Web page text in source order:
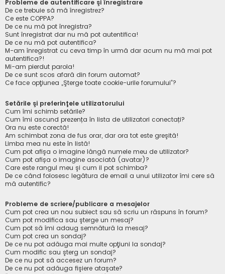
Probleme de autentificare şi înregistrare
De ce trebuie să mă înregistrez?
Ce este COPPA?
De ce nu mă pot înregistra?
Sunt înregistrat dar nu mă pot autentifica!
De ce nu mă pot autentifica?
M-am înregistrat cu ceva timp în urmă dar acum nu mă mai pot
autentifica?!
Mi-am pierdut parola!
De ce sunt scos afară din forum automat?
Ce face opţiunea „Şterge toate cookie-urile forumului”?
Setările şi preferinţele utilizatorului
Cum îmi schimb setările?
Cum îmi ascund prezența în lista de utilizatori conectați?
Ora nu este corectă!
Am schimbat zona de fus orar, dar ora tot este greşită!
Limba mea nu este în listă!
Cum pot afişa o imagine lângă numele meu de utilizator?
Cum pot afișa o imagine asociată (avatar)?
Care este rangul meu şi cum il pot schimba?
De ce când folosesc legătura de email a unui utilizator îmi cere să
mă autentific?
Probleme de scriere/publicare a mesajelor
Cum pot crea un nou subiect sau să scriu un răspuns în forum?
Cum pot modifica sau şterge un mesaj?
Cum pot să îmi adaug semnătură la mesaj?
Cum pot crea un sondaj?
De ce nu pot adăuga mai multe opţiuni la sondaj?
Cum modific sau şterg un sondaj?
De ce nu pot să accesez un forum?
De ce nu pot adăuga fişiere ataşate?